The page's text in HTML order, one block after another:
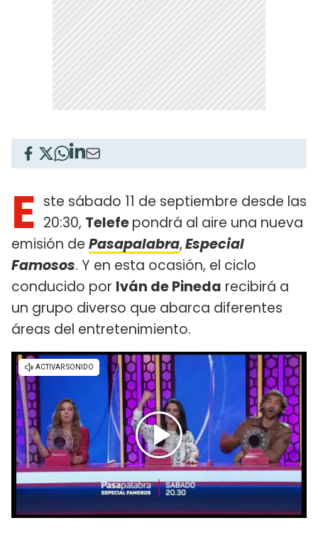
E ste sábado 11 de septiembre desde las
20:30, Telefepondrá al aire una nueva
emisión de Pasapalabra,Especial
Famosos. Y en esta ocasión, el ciclo
conducido por Iván de Pineda recibirá a
un grupo diverso que abarca diferentes
áreas del entretenimiento.